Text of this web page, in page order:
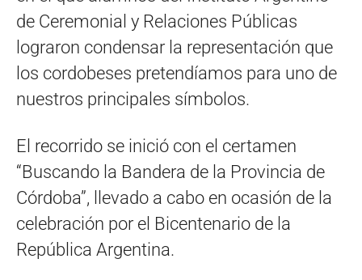
de Ceremonial y Relaciones Públicas
lograron condensar la representación que
los cordobeses pretendíamos para uno de
nuestros principales símbolos.
El recorrido se inició con el certamen
“Buscando la Bandera de la Provincia de
Córdoba”, llevado a cabo en ocasión de la
celebración por el Bicentenario de la
República Argentina.